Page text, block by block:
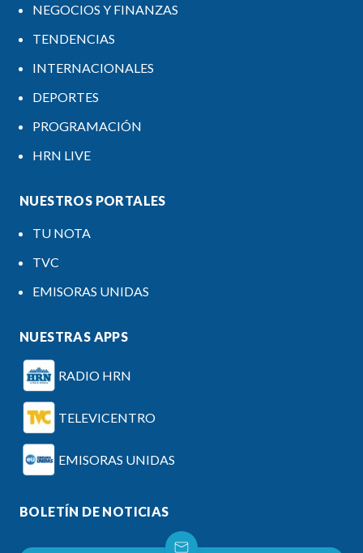
NEGOCIOS Y FINANZAS
TENDENCIAS
INTERNACIONALES
DEPORTES
PROGRAMACIÓN
HRN LIVE
NUESTROS PORTALES
TU NOTA
TVC
EMISORAS UNIDAS
NUESTRAS APPS
RADIO HRN
TELEVICENTRO
EMISORAS UNIDAS
BOLETÍN DE NOTICIAS